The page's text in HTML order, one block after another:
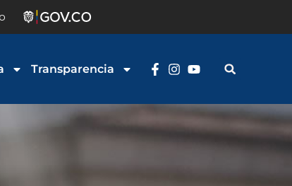
Transparencia